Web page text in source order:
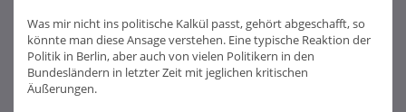
Was mir nicht ins politische Kalkül passt, gehört abgeschafft, so
könnte man diese Ansage verstehen. Eine typische Reaktion der
Politik in Berlin, aber auch von vielen Politikern in den
Bundesländern in letzter Zeit mit jeglichen kritischen
Äußerungen.